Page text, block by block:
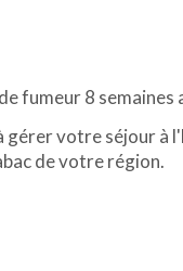
fumeur 8
votre séjour à
de votre région.